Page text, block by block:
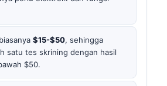
biasanya $15-$50, sehingga
satu tes skrining dengan hasil
$50.